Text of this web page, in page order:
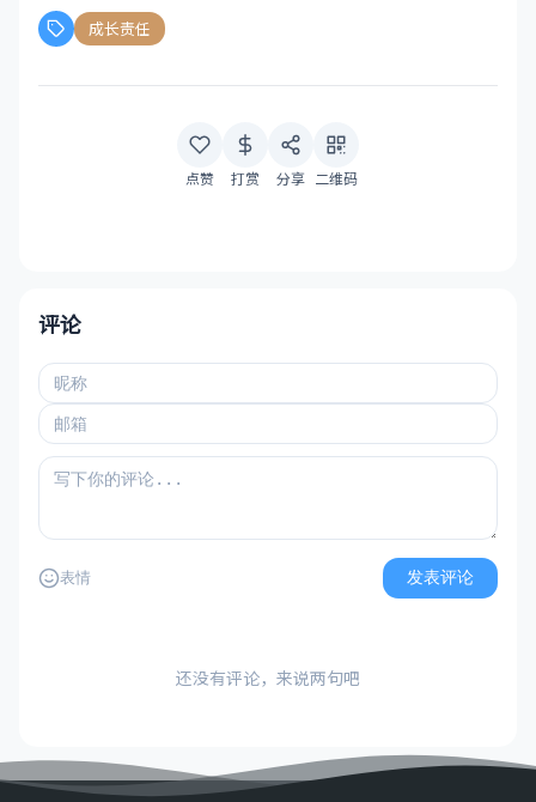
成长责任
点赞 打赏 分享 二维码
评论
表情 发表评论
还没有评论，来说两句吧